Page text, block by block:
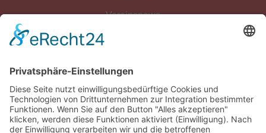
Vereinsnews
Gymnastik & Aerobic
Tischtennis
Footvolley